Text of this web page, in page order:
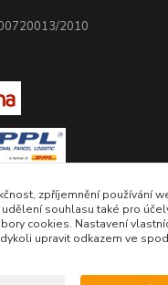
2010
EVTERINKA.CZ
zpříjemnění používání
souhlasu také pro
cookies. Nastavení
upravit odkazem ve